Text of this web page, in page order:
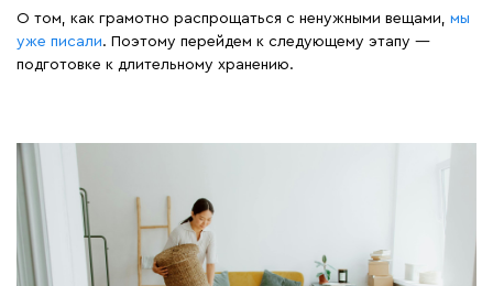
О том, как грамотно распрощаться с ненужными вещами, мы
уже писали. Поэтому перейдем к следующему этапу —
подготовке к длительному хранению.